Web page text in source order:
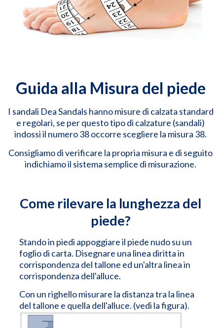
Guida alla Misura del piede
I sandali Dea Sandals hanno misure di calzata standard
e regolari, se per questo tipo di calzature (sandali)
indossi il numero 38 occorre scegliere la misura 38.
Consigliamo di verificare la propria misura e di seguito
indichiamo il sistema semplice di misurazione.
Come rilevare la lunghezza del
piede?
Stando in piedi appoggiare il piede nudo su un
foglio di carta. Disegnare una linea diritta in
corrispondenza del tallone ed un'altra linea in
corrispondenza dell'alluce.
Con un righello misurare la distanza tra la linea
del tallone e quella dell'alluce. (vedi la figura).